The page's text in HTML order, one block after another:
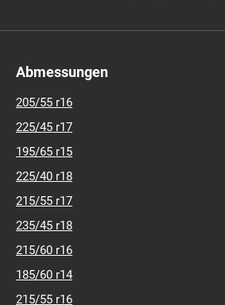
Abmessungen
205/55 r16
225/45 r17
195/65 r15
225/40 r18
215/55 r17
235/45 r18
215/60 r16
185/60 r14
215/55 r16